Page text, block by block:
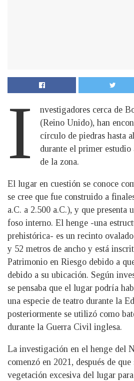
I
nvestigadores cerca de
(Reino Unido), han
círculo de piedras hasta
durante el primer
de la zona.
El lugar en cuestión se conoce
se cree que fue construido a
a.C. a 2.500 a.C.), y que presenta
foso interno. El henge -una
prehistórica- es un recinto
y 52 metros de ancho y está
Patrimonio en Riesgo debido a
debido a su ubicación. Según
se pensaba que el lugar podría
una especie de teatro durante la
posteriormente se utilizó como
durante la Guerra Civil inglesa.
La investigación en el henge del
comenzó en 2021, después de
vegetación excesiva del lugar